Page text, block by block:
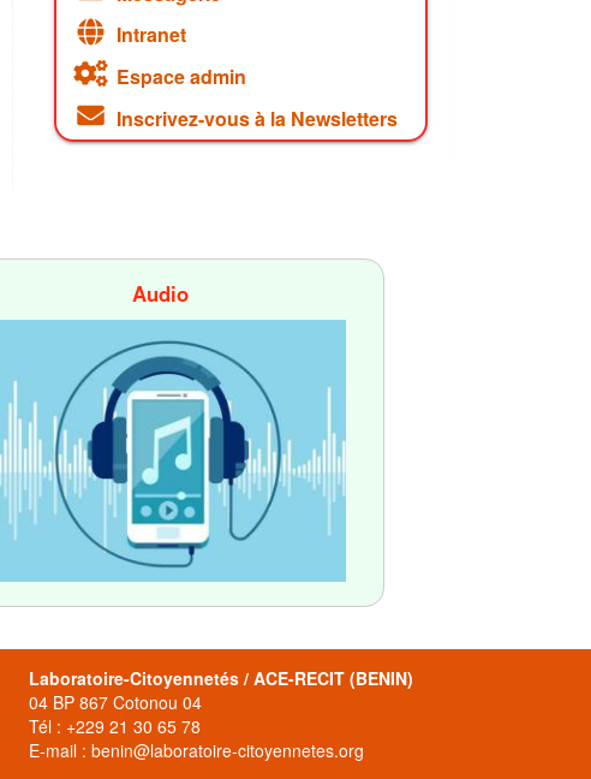
Intranet
Espace admin
Inscrivez-vous à la Newsletters
Audio
Laboratoire-Citoyennetés / ACE-RECIT (BENIN)
04 BP 867 Cotonou 04
Tél : +229 21 30 65 78
E-mail : benin@laboratoire-citoyennetes.org